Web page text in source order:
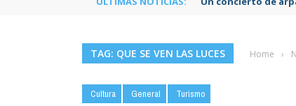
TAG: QUE SE VEN LAS LUCES Home ›
Cultura General Turismo